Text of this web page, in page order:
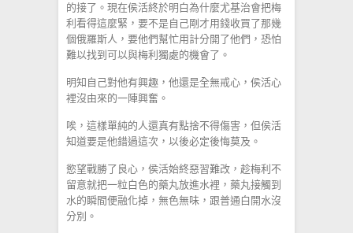
的接了。現在侯活終於明白為什麼尤基治會把梅
利看得這麼緊，要不是自己剛才用錢收買了那幾
個俄羅斯人，要他們幫忙用計分開了他們，恐怕
難以找到可以與梅利獨處的機會了。
明知自己對他有興趣，他還是全無戒心，侯活心
裡沒由來的一陣興奮。
唉，這樣單純的人還真有點捨不得傷害，但侯活
知道要是他錯過這次，以後必定後悔莫及。
慾望戰勝了良心，侯活始終惡習難改，趁梅利不
留意就把一粒白色的藥丸放進水裡，藥丸接觸到
水的瞬間便融化掉，無色無味，跟普通白開水沒
分別。